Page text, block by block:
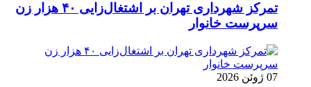
تمرکز شهرداری تهران بر اشتغال‌زایی ۴۰ هزار زن
سرپرست خانوار
07 ژوئن 2026